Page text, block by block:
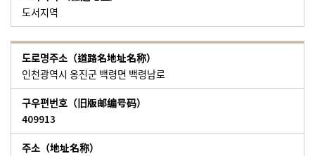
도서지역
인천광역시 옹진군 백령면 백령남로
409913